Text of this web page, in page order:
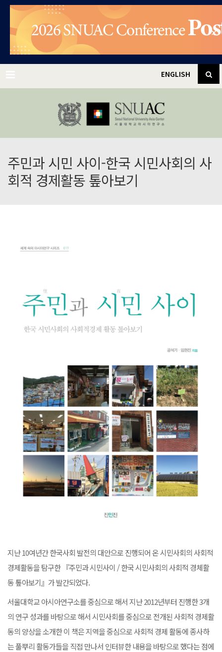
✕
ENGLISH
주민과 시민 사이-한국 시민사회의 사
회적 경제활동 톺아보기
지난 10여년간 한국사회 발전의 대안으로 진행되어 온 시민사회의 사회적
경제활동을 탐구한 『주민과 시민사이 / 한국 시민사회의 사회적 경체활
동 톺아보기』가 발간되었다.
서울대학교 아시아연구소를 중심으로 해서 지난 2012년부터 진행한 3개
의 연구 성과를 바탕으로 해서 시민사회를 중심으로 전개된 사회적 경제활
동의 양상을 소개한 이 책은 지역을 중심으로 사회적 경제 활동에 종사하
는 풀뿌리 활동가들을 직접 만나서 인터뷰한 내용을 바탕으로 했다는 점에